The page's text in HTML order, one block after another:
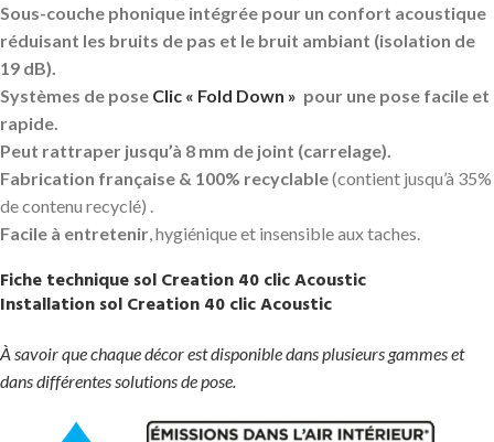
Sous-couche phonique intégrée pour un confort acoustique
réduisant les bruits de pas et le bruit ambiant (isolation de
19 dB).
Systèmes de pose Clic « Fold Down » pour une pose facile et
rapide.
Peut rattraper jusqu’à 8 mm de joint (carrelage).
Fabrication française & 100% recyclable(contient jusqu’à 35%
de contenu recyclé) .
Facile à entretenir, hygiénique et insensible aux taches.
Fiche technique sol Creation 40 clic Acoustic
Installation sol Creation 40 clic Acoustic
À savoir que chaque décor est disponible dans plusieurs gammes et
dans différentes solutions de pose.